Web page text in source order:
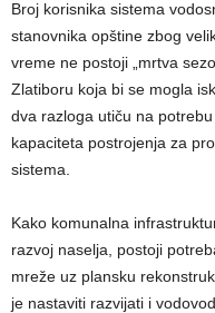
Broj korisnika sistema
stanovnika opštine zbog
vreme ne postoji „mrtva
Zlatiboru koja bi se mogla
dva razloga utiču na
kapaciteta postrojenja za
sistema.
Kako komunalna
razvoj naselja, postoji
mreže uz plansku
je nastaviti razvijati i